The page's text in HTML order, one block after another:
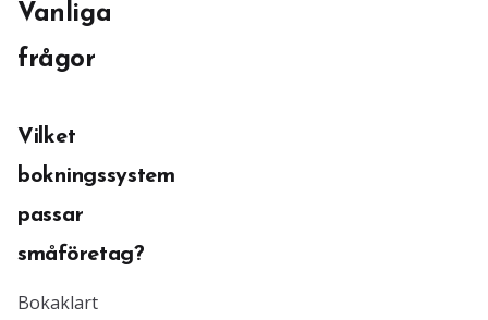
Vanliga
frågor
Vilket
bokningssystem
passar
småföretag?
Bokaklart